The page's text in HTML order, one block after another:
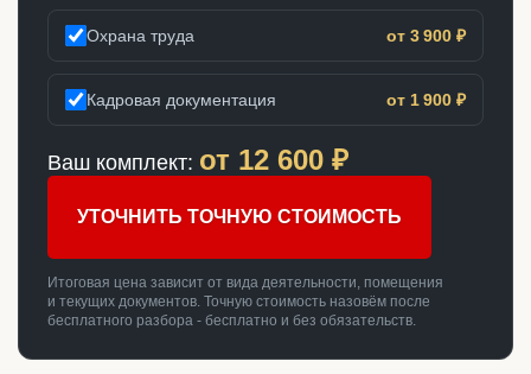
Охрана труда от 3 900 ₽
Кадровая документация от 1 900 ₽
Ваш комплект: от 12 600 ₽
УТОЧНИТЬ ТОЧНУЮ СТОИМОСТЬ
Итоговая цена зависит от вида деятельности, помещения
и текущих документов. Точную стоимость назовём после
бесплатного разбора - бесплатно и без обязательств.